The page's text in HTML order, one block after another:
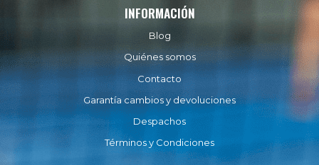
INFORMACIÓN
Blog
Quiénes somos
Contacto
Garantía cambios y devoluciones
Despachos
Términos y Condiciones